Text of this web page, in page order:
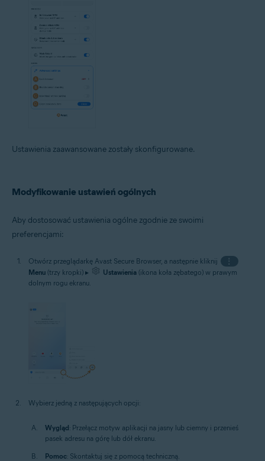
Ustawienia zaawansowane zostały skonfigurowane.
Modyfikowanie ustawień ogólnych
Aby dostosować ustawienia ogólne zgodnie ze swoimi
preferencjami:
Otwórz przeglądarkę Avast Secure Browser, a następnie kliknij
⋮
Menu (trzy kropki) ▸ Ustawienia (ikona koła zębatego) w prawym
dolnym rogu ekranu.
Wybierz jedną z następujących opcji:
Wygląd: Przełącz motyw aplikacji na jasny lub ciemny i przenieś
pasek adresu na górę lub dół ekranu.
Pomoc: Skontaktuj się z pomocą techniczną.